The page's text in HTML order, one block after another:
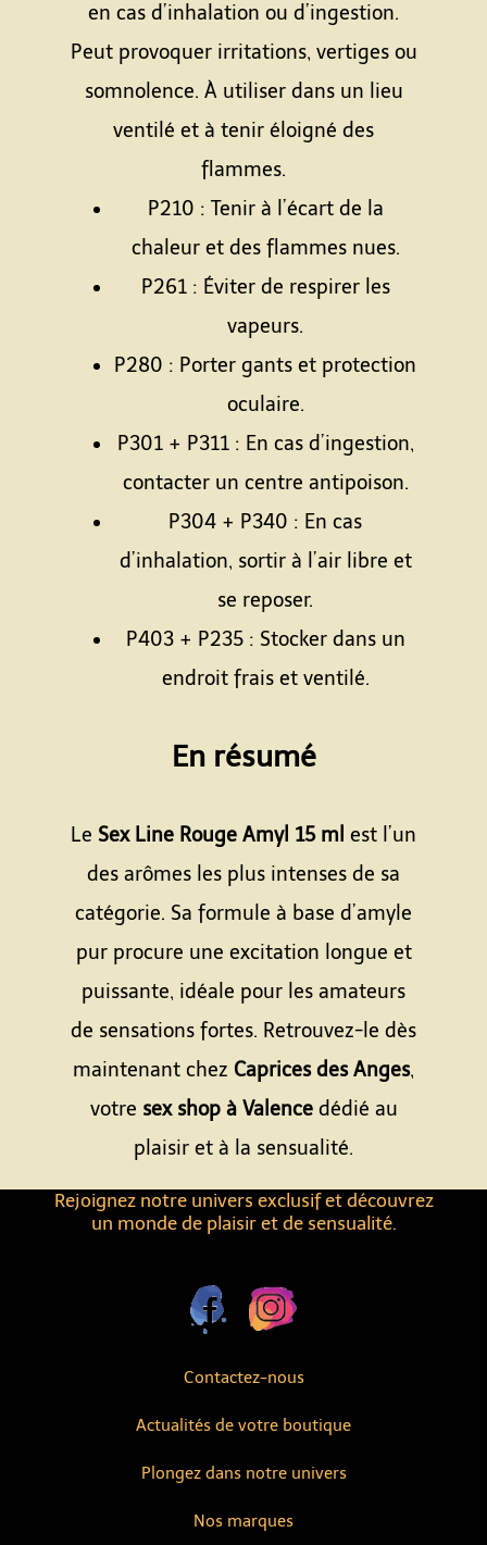
Contactez-nous
Actualités de votre boutique
Nos marques
Rejoignez notre univers exclusif et découvrez
un monde de plaisir et de sensualité.
Plongez dans notre univers
en cas d’inhalation ou d’ingestion.
Peut provoquer irritations, vertiges ou
somnolence. À utiliser dans un lieu
ventilé et à tenir éloigné des
flammes.
P210 : Tenir à l’écart de la
chaleur et des flammes nues.
P261 : Éviter de respirer les
vapeurs.
P280 : Porter gants et protection
oculaire.
P301 + P311 : En cas d’ingestion,
contacter un centre antipoison.
P304 + P340 : En cas
d’inhalation, sortir à l’air libre et
se reposer.
P403 + P235 : Stocker dans un
endroit frais et ventilé.
En résumé
Le Sex Line Rouge Amyl 15 ml est l’un
des arômes les plus intenses de sa
catégorie. Sa formule à base d’amyle
pur procure une excitation longue et
puissante, idéale pour les amateurs
de sensations fortes. Retrouvez-le dès
maintenant chez Caprices des Anges,
votre sex shop à Valencedédié au
plaisir et à la sensualité.